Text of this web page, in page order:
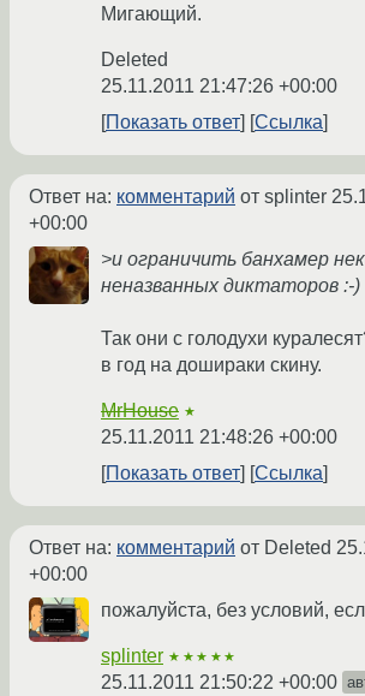
Мигающий.
Deleted
25.11.2011 21:47:26 +00:00
Показать ответ
Ссылка
Ответ на: комментарий от splinter
+00:00
>и ограничить банхамер
неназванных диктаторов :-)
Так они с голодухи
в год на дошираки скину.
MrHouse ★
25.11.2011 21:48:26 +00:00
Показать ответ
Ссылка
Ответ на: комментарий от Deleted
+00:00
пожалуйста, без условий,
splinter ★★★★★
25.11.2011 21:50:22 +00:00